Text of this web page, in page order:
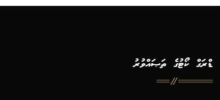
ޑްރަގް ކޯޓުގެ ތަޞައްވުރު